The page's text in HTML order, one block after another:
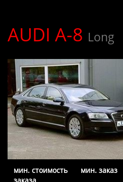
AUDI A-8 Long
мин. стоимость
мин. заказ